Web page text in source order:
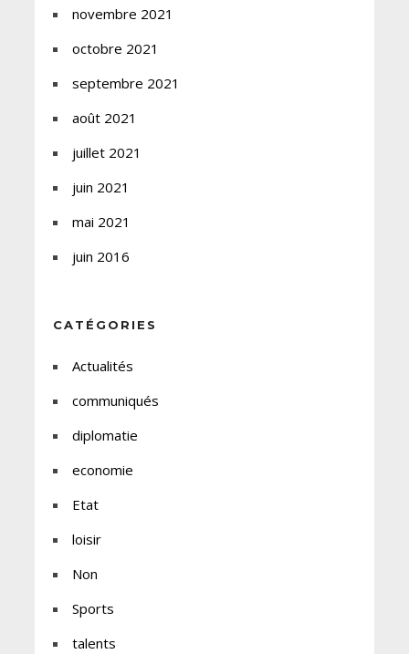
novembre 2021
octobre 2021
septembre 2021
août 2021
juillet 2021
juin 2021
mai 2021
juin 2016
CATÉGORIES
Actualités
communiqués
diplomatie
economie
Etat
loisir
Non
Sports
talents